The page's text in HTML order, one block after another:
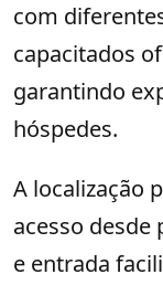
com
capacitados
garantindo
hóspedes.
A localização
acesso desde
e entrada